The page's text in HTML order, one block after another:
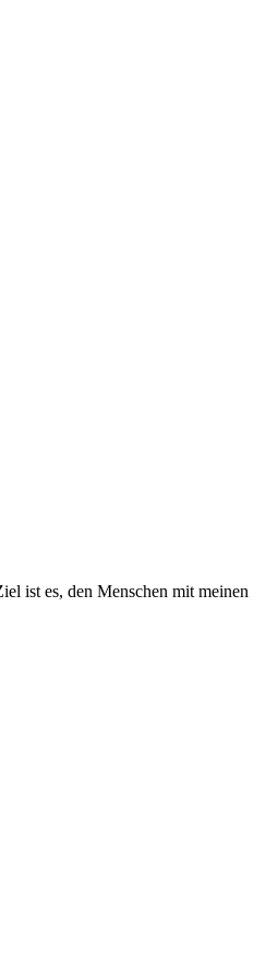
ist es, den Menschen mit meinen